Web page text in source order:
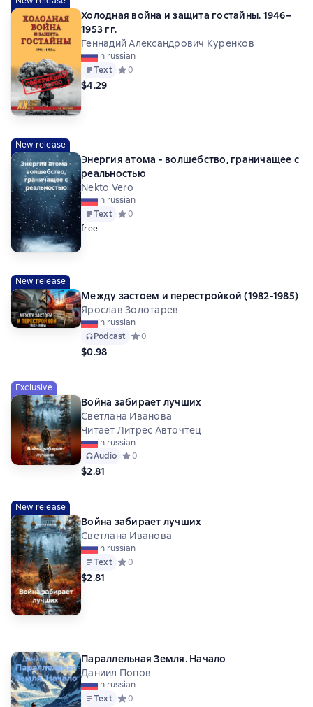
Холодная война и защита гостайны. 1946–
1953 гг.
Геннадий Александрович Куренков
in russian
Text Средний рейтинг 0 на основе 0 оценок
0
$4.29
New release
Энергия атома - волшебство, граничащее с
реальностью
Nekto Vero
in russian
Text Средний рейтинг 0 на основе 0 оценок
0
free
New release
Между застоем и перестройкой (1982-1985)
Ярослав Золотарев
in russian
Podcast Средний рейтинг 0 на основе 0 оценок
0
$0.98
Exclusive
Война забирает лучших
Светлана Иванова
Читает Литрес Авточтец
in russian
Audio Средний рейтинг 0 на основе 0 оценок
0
$2.81
New release
Война забирает лучших
Светлана Иванова
in russian
Text Средний рейтинг 0 на основе 0 оценок
0
$2.81
Параллельная Земля. Начало
Даниил Попов
in russian
Text Средний рейтинг 0 на основе 0 оценок
0